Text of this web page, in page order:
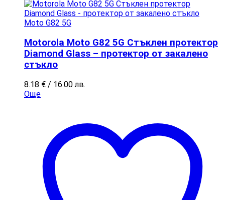
Moto G82 5G
Motorola Moto G82 5G Стъклен протектор
Diamond Glass – протектор от закалено
стъкло
8.18 € / 16.00 лв.
Още